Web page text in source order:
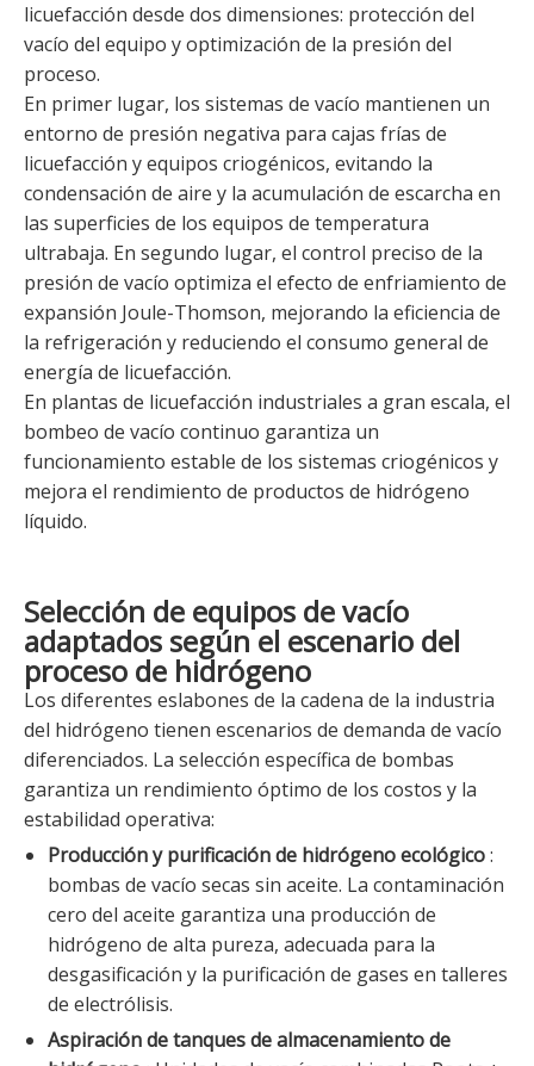
licuefacción desde dos dimensiones: protección del
vacío del equipo y optimización de la presión del
proceso.
En primer lugar, los sistemas de vacío mantienen un
entorno de presión negativa para cajas frías de
licuefacción y equipos criogénicos, evitando la
condensación de aire y la acumulación de escarcha en
las superficies de los equipos de temperatura
ultrabaja. En segundo lugar, el control preciso de la
presión de vacío optimiza el efecto de enfriamiento de
expansión Joule-Thomson, mejorando la eficiencia de
la refrigeración y reduciendo el consumo general de
energía de licuefacción.
En plantas de licuefacción industriales a gran escala, el
bombeo de vacío continuo garantiza un
funcionamiento estable de los sistemas criogénicos y
mejora el rendimiento de productos de hidrógeno
líquido.
Selección de equipos de vacío
adaptados según el escenario del
proceso de hidrógeno
Los diferentes eslabones de la cadena de la industria
del hidrógeno tienen escenarios de demanda de vacío
diferenciados. La selección específica de bombas
garantiza un rendimiento óptimo de los costos y la
estabilidad operativa:
Producción y purificación de hidrógeno ecológico:
bombas de vacío secas sin aceite. La contaminación
cero del aceite garantiza una producción de
hidrógeno de alta pureza, adecuada para la
desgasificación y la purificación de gases en talleres
de electrólisis.
Aspiración de tanques de almacenamiento de